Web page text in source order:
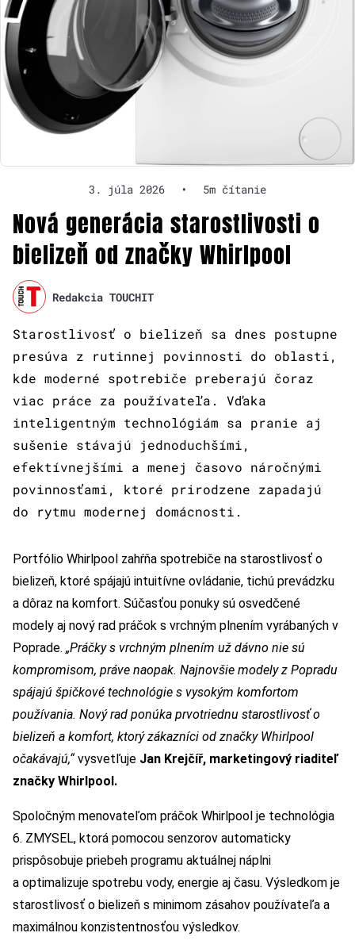
3. júla 2026 • 5m čítanie
Nová generácia starostlivosti o
bielizeň od značky Whirlpool
Redakcia TOUCHIT
Starostlivosť o bielizeň sa dnes postupne
presúva z rutinnej povinnosti do oblasti,
kde moderné spotrebiče preberajú čoraz
viac práce za používateľa. Vďaka
inteligentným technológiám sa pranie aj
sušenie stávajú jednoduchšími,
efektívnejšími a menej časovo náročnými
povinnosťami, ktoré prirodzene zapadajú
do rytmu modernej domácnosti.
Portfólio Whirlpool zahŕňa spotrebiče na starostlivosť o
bielizeň, ktoré spájajú intuitívne ovládanie, tichú prevádzku
a dôraz na komfort. Súčasťou ponuky sú osvedčené
modely aj nový rad práčok s vrchným plnením vyrábaných v
Poprade. „Práčky s vrchným plnením už dávno nie sú
kompromisom, práve naopak. Najnovšie modely z Popradu
spájajú špičkové technológie s vysokým komfortom
používania. Nový rad ponúka prvotriednu starostlivosť o
bielizeň a komfort, ktorý zákazníci od značky Whirlpool
očakávajú,“ vysvetľuje Jan Krejčíř, marketingový riaditeľ
značky Whirlpool.
Spoločným menovateľom práčok Whirlpool je technológia
6. ZMYSEL, ktorá pomocou senzorov automaticky
prispôsobuje priebeh programu aktuálnej náplni
a optimalizuje spotrebu vody, energie aj času. Výsledkom je
starostlivosť o bielizeň s minimom zásahov používateľa a
maximálnou konzistentnosťou výsledkov.